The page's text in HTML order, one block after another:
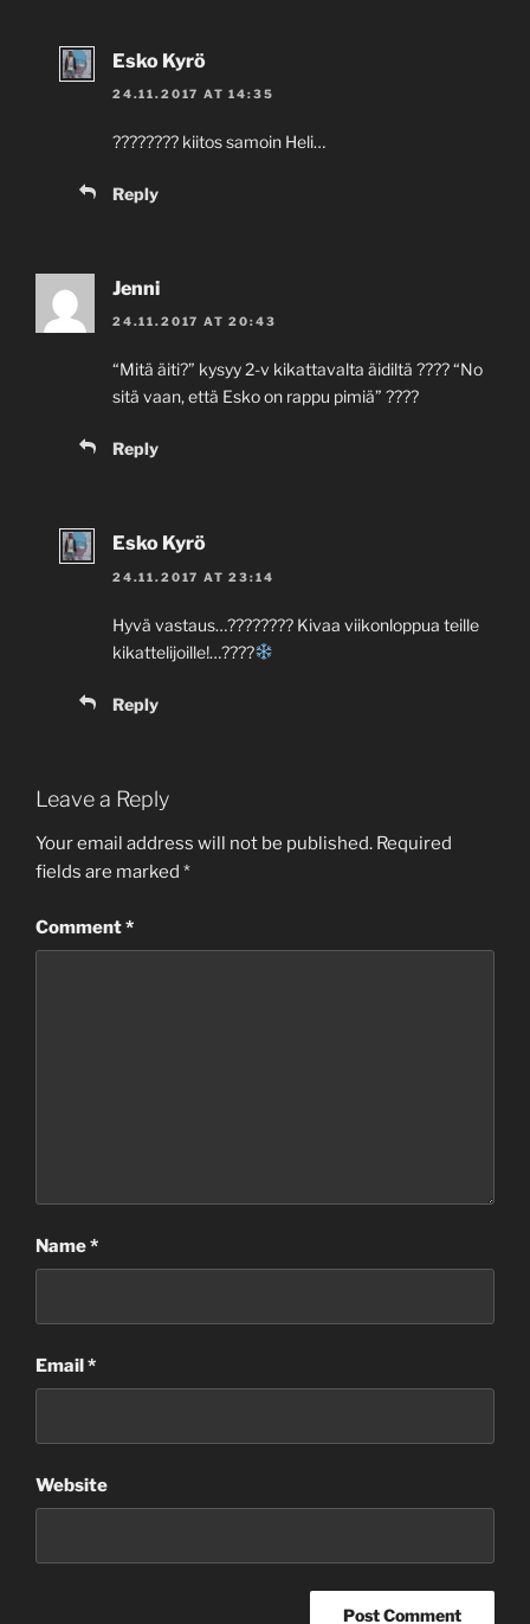
Esko Kyrö
24.11.2017 AT 14:35
???????? kiitos samoin Heli…
Reply
Jenni
24.11.2017 AT 20:43
“Mitä äiti?” kysyy 2-v kikattavalta äidiltä ???? “No
sitä vaan, että Esko on rappu pimiä” ????
Reply
Esko Kyrö
24.11.2017 AT 23:14
Hyvä vastaus…???????? Kivaa viikonloppua teille
kikattelijoille!…????
Reply
Leave a Reply
Your email address will not be published. Required
fields are marked *
Comment*
Name*
Email*
Website